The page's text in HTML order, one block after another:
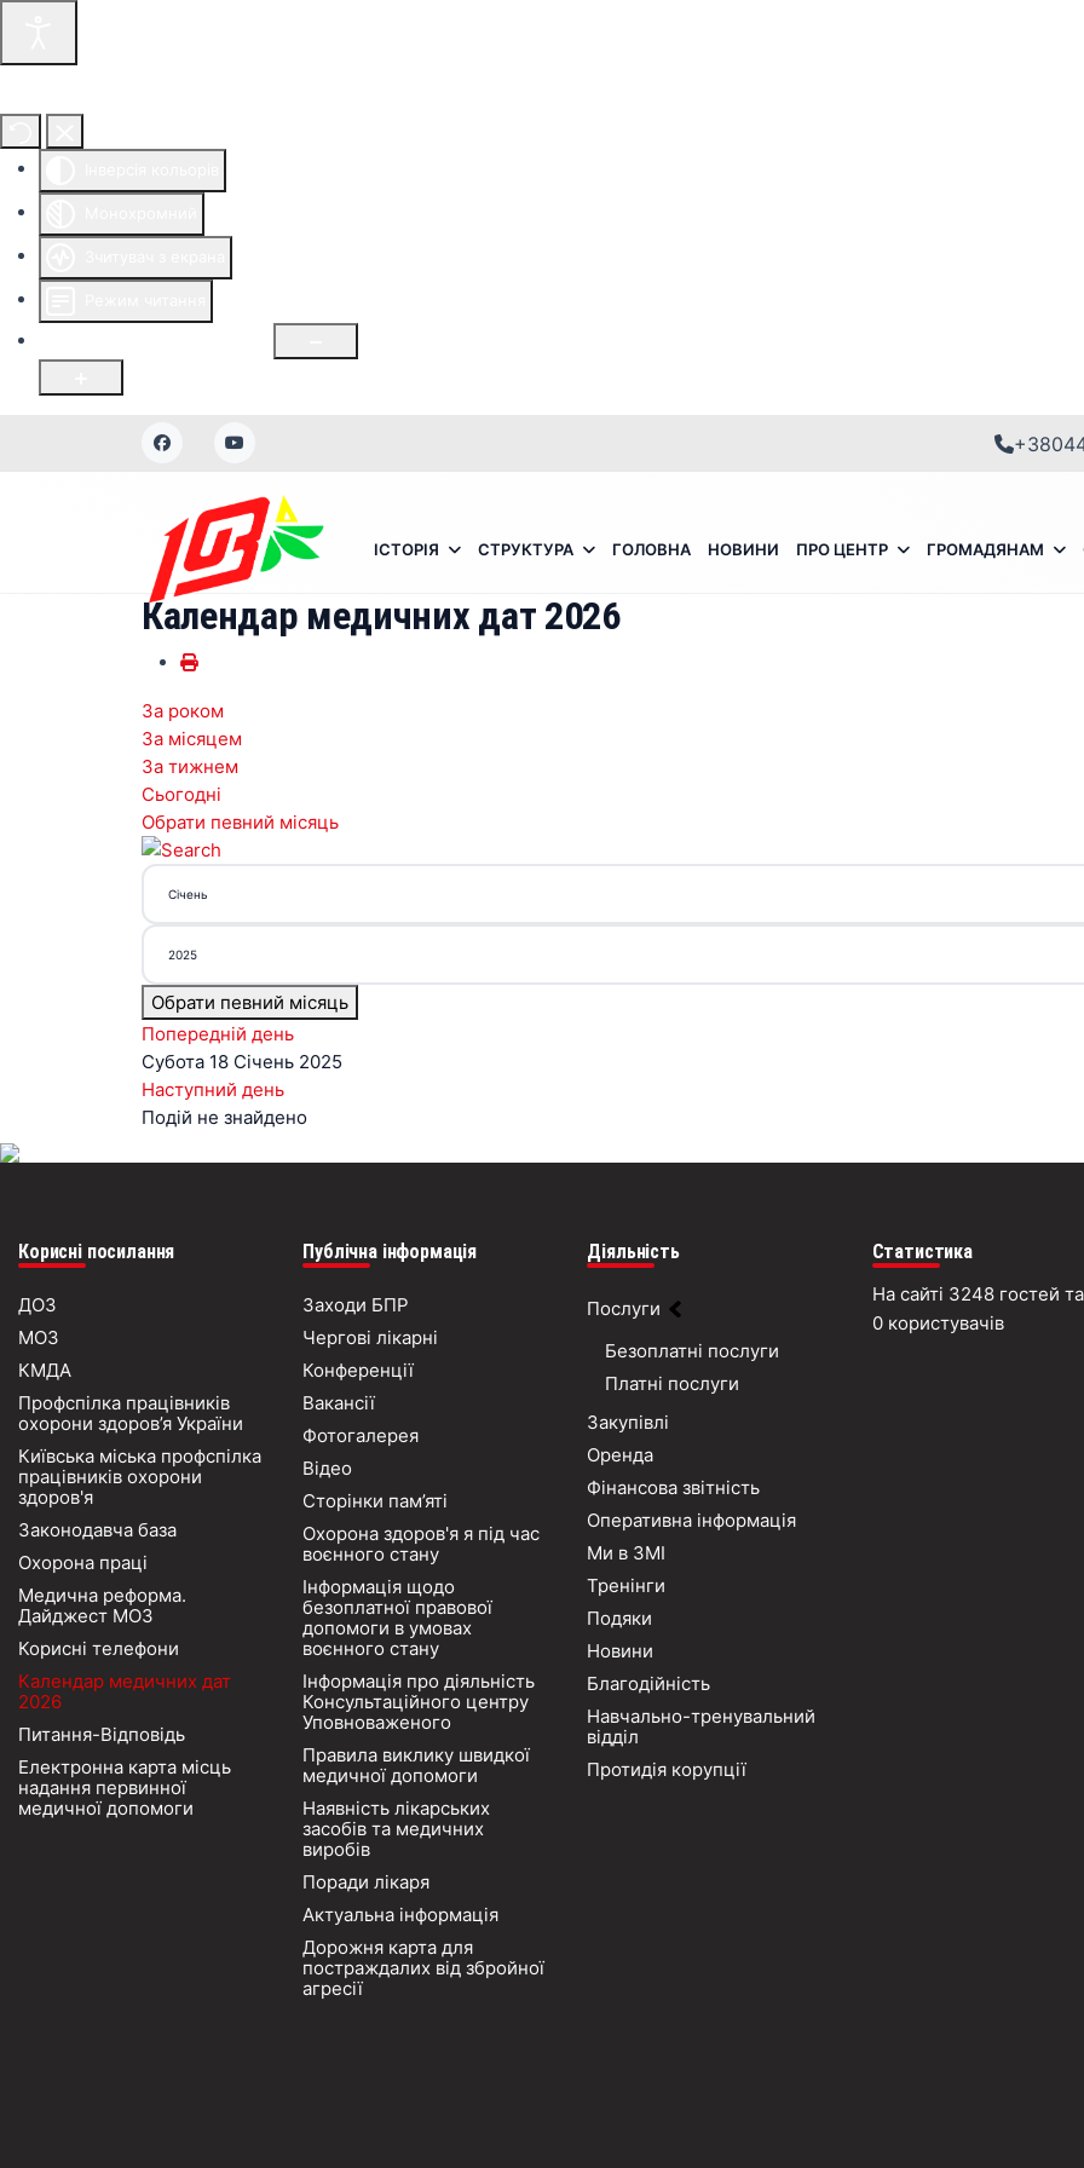
ІСТОРІЯ СТРУКТУРА ГОЛОВНА НОВИНИ ПРО ЦЕНТР ГРОМАДЯНАМ
Календар медичних дат 2026
За роком
За місяцем
За тижнем
Сьогодні
Обрати певний місяць
Обрати певний місяць
Попередній день
Субота 18 Січень 2025
Наступний день
Подій не знайдено
Корисні посилання
ДОЗ
МОЗ
КМДА
Профспілка працівників
охорони здоров’я України
Київська міська профспілка
працівників охорони
здоров'я
Законодавча база
Охорона праці
Медична реформа.
Дайджест МОЗ
Корисні телефони
Календар медичних дат
2026
Питання-Відповідь
Електронна карта місць
надання первинної
медичної допомоги
Публічна інформація
Заходи БПР
Чергові лікарні
Конференції
Вакансії
Фотогалерея
Відео
Сторінки пам’яті
Охорона здоров'я я під час
воєнного стану
Інформація щодо
безоплатної правової
допомоги в умовах
воєнного стану
Інформація про діяльність
Консультаційного центру
Уповноваженого
Правила виклику швидкої
медичної допомоги
Наявність лікарських
засобів та медичних
виробів
Поради лікаря
Актуальна інформація
Дорожня карта для
постраждалих від збройної
агресії
Діяльність
Послуги
Безоплатні послуги
Платні послуги
Закупівлі
Оренда
Фінансова звітність
Оперативна інформація
Ми в ЗМІ
Тренінги
Подяки
Новини
Благодійність
Навчально-тренувальний
відділ
Протидія корупції
Статистика
На сайті 3248 гостей та
0 користувачів